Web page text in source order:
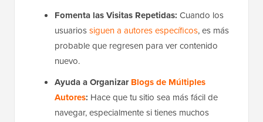
Fomenta las Visitas Repetidas: Cuando los
usuariossiguen a autores específicos, es más
probable que regresen para ver contenido
nuevo.
Ayuda a OrganizarBlogs de Múltiples
Autores: Hace que tu sitio sea más fácil de
navegar, especialmente si tienes muchos